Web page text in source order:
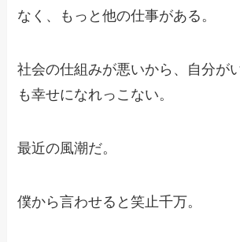
なく、もっと他の仕事がある。
社会の仕組みが悪いから、自分が
も幸せになれっこない。
最近の風潮だ。
僕から言わせると笑止千万。